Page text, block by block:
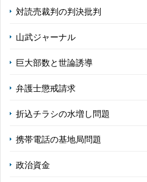
対読売裁判の判決批判
山武ジャーナル
巨大部数と世論誘導
弁護士懲戒請求
折込チラシの水増し問題
携帯電話の基地局問題
政治資金